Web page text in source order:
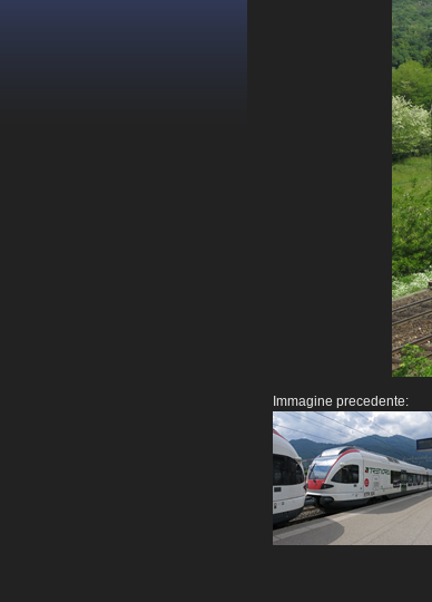
Immagine precedente: